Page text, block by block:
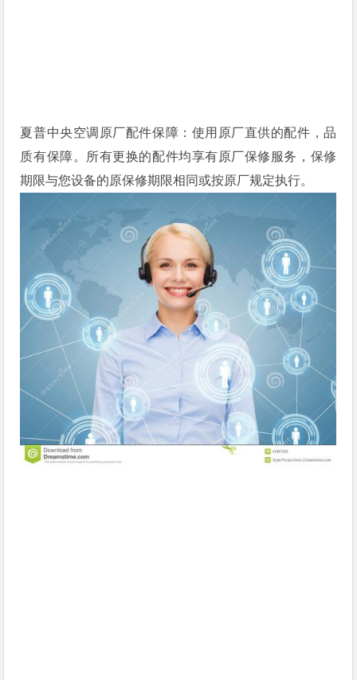
夏普中央空调原厂配件保障：使用原厂直供的配件，品
质有保障。所有更换的配件均享有原厂保修服务，保修
期限与您设备的原保修期限相同或按原厂规定执行。